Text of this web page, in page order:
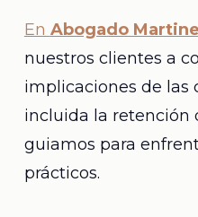
En Abogado Martine
nuestros clientes a
implicaciones de las
incluida la retención
guiamos para
prácticos.